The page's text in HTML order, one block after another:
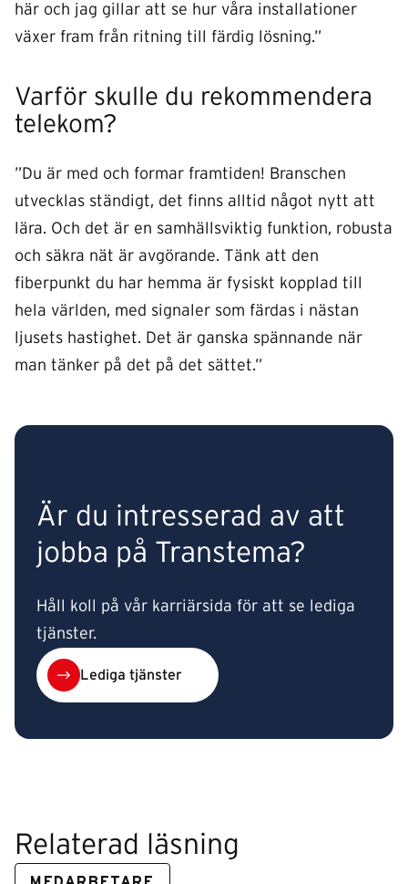
här och jag gillar att se hur våra installationer
växer fram från ritning till färdig lösning.”
Varför skulle du rekommendera
telekom?
”Du är med och formar framtiden! Branschen
utvecklas ständigt, det finns alltid något nytt att
lära. Och det är en samhällsviktig funktion, robusta
och säkra nät är avgörande. Tänk att den
fiberpunkt du har hemma är fysiskt kopplad till
hela världen, med signaler som färdas i nästan
ljusets hastighet. Det är ganska spännande när
man tänker på det på det sättet.”
Är du intresserad av att
jobba på Transtema?
Håll koll på vår karriärsida för att se lediga
tjänster.
Lediga tjänster
Relaterad läsning